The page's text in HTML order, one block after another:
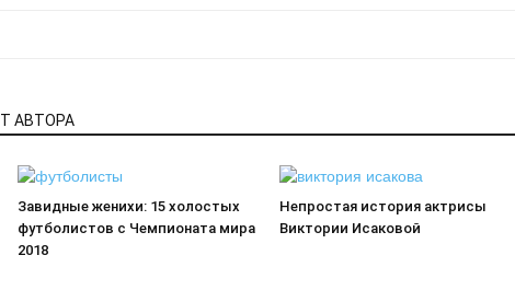
АВТОРА
Завидные женихи: 15 холостых
футболистов с Чемпионата мира
2018
Непростая история актрисы
Виктории Исаковой